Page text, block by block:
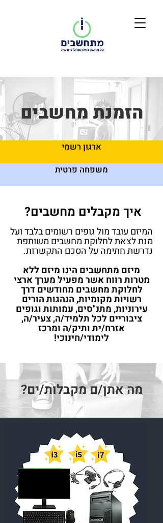
הזמנת מחשבים
ארגון רשמי
משפחה פרטית
איך מקבלים מחשבים?
המיזם עובד מול גופים רשומים בלבד ועל
מנת לצאת לחלוקת מחשבים משותפת
נדרשת חתימה על הסכם התקשרות.
מיזם מתחשבים הינו מיזם ללא
מטרות רווח אשר מפעיל מערך ארצי
לחלוקת מחשבים מחודשים דרך
רשויות מקומיות, הנהגות הורים
עירוניות, מתנ"סים, עמותות וגופים
ציבוריים לכל תלמיד/ה, צעיר/ה,
אזרח/ית ותיק/ה ומרכז
לימודי/חינוכי!
מה אתן/ם מקבלות/ים?